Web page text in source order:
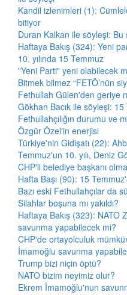
Kandil izlenimleri (1):
bitiyor
Duran Kalkan ile söyleşi:
Haftaya Bakış (324): Yeni
10. yılında 15 Temmuz
"Yeni Parti" yeni olabilecek
Bitmek bilmez “FETÖ’nün
Fethullah Gülen'den geriye
Gökhan Bacık ile söyleşi: 15
Fethullahçılığın durumu ve
Özgür Özel'in enerjisi
Türkiye'nin Gidişatı (22):
Temmuz'un 10. yılı, Deniz
CHP'li belediye başkanı
Hafta Başı (90): 15
Bazı eski Fethullahçılar da
Silahlar boşuna mı yakıldı?
Haftaya Bakış (323): NATO
savunma yapabilecek mi?
CHP'de ortayolculuk
İmamoğlu savunma
Trump bizi niçin öptü?
NATO bizim neyimiz olur?
Ekrem İmamoğlu'nun